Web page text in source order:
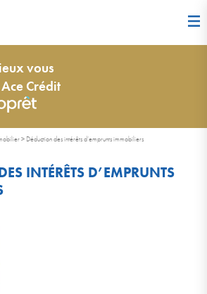
vous
Crédit
> Déduction des intérêts d’emprunts immobiliers
INTÉRÊTS D’EMPRUNTS